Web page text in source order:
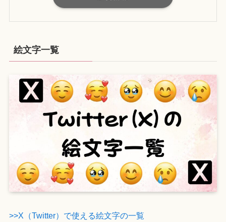
絵文字一覧
>>X（Twitter）で使える絵文字の一覧